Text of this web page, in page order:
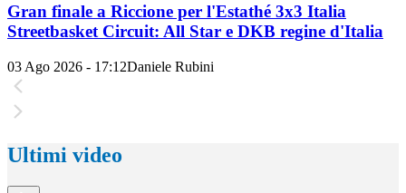
Gran finale a Riccione per l'Estathé 3x3 Italia
Streetbasket Circuit: All Star e DKB regine d'Italia
03 Ago 2026 - 17:12Daniele Rubini
Ultimi video